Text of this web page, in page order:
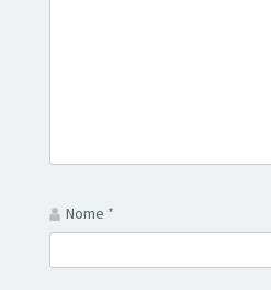
Nome *